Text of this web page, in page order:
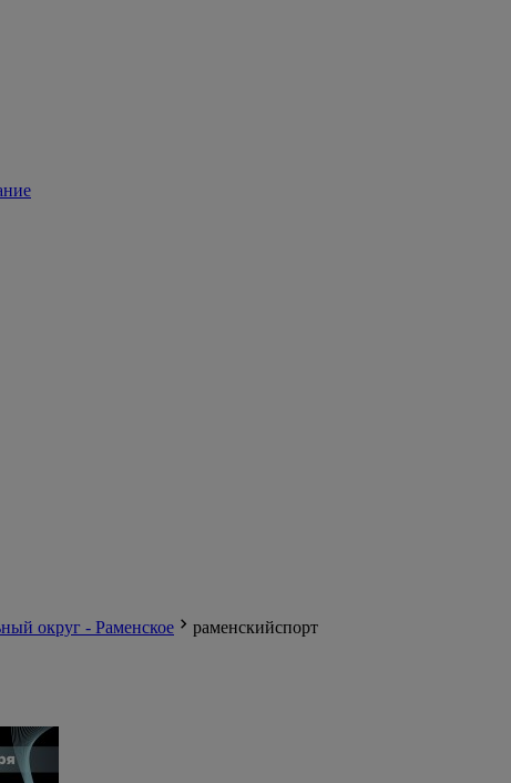
округ - Раменское
раменскийспорт